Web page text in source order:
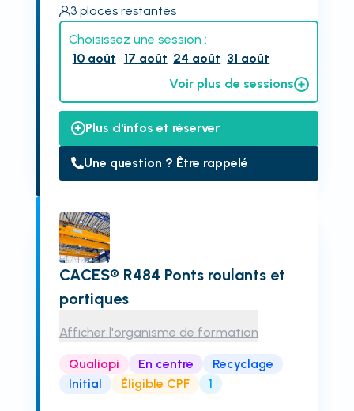
3 places restantes
Choisissez une session :
10 août 17 août 24 août 31 août
Voir plus de sessions
Plus d'infos et réserver
Une question ? Être rappelé
CACES® R484 Ponts roulants et
portiques
Afficher l'organisme de formation
Qualiopi En centre
Recyclage
Initial
Éligible CPF 1